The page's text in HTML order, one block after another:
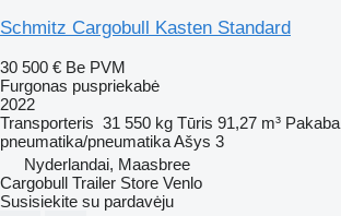
Schmitz Cargobull Kasten Standard
30 500 € Be PVM
Furgonas puspriekabė
2022
Transporteris 31 550 kg Tūris 91,27 m³ Pakaba
pneumatika/pneumatikaAšys 3
Nyderlandai, Maasbree
Cargobull Trailer Store Venlo
Susisiekite su pardavėju